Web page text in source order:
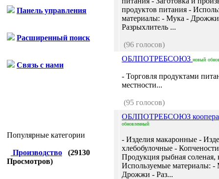
Панель управления
Расширенный поиск
Связь с нами
Популярные категории
Производство (29130
Просмотров)
продуктов питания -
материалы: - Мука -
Разрыхлитель ...
(96 голосов)
ОБЛПОТРЕБСОЮЗ новый
- Торговля продуктами
местности...
(95 голосов)
ОБЛПОТРЕБСОЮЗ
обновленный
- Изделия макаронные -
хлебобулочные -
Продукция рыбная соленая,
Используемые материалы: -
Дрожжи - Раз...